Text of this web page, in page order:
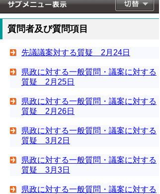
質問者及び質問項目
先議議案対する質疑 2月24日
県政に対する一般質問・議案に対する
質疑 2月25日
県政に対する一般質問・議案に対する
質疑 2月26日
県政に対する一般質問・議案に対する
質疑 3月2日
県政に対する一般質問・議案に対する
質疑 3月3日
県政に対する一般質問・議案に対する